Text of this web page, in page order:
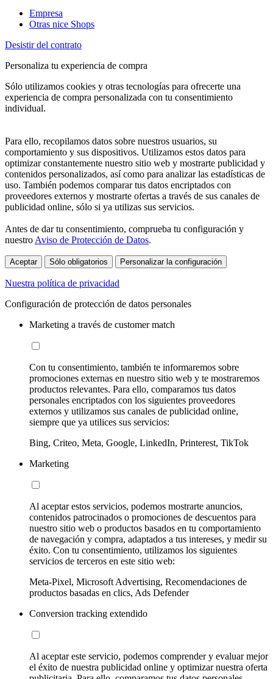
Empresa
Otras nice Shops
Desistir del contrato
Personaliza tu experiencia de compra
Sólo utilizamos cookies y otras tecnologías para ofrecerte una
experiencia de compra personalizada con tu consentimiento
individual.
Para ello, recopilamos datos sobre nuestros usuarios, su
comportamiento y sus dispositivos. Utilizamos estos datos para
optimizar constantemente nuestro sitio web y mostrarte publicidad y
contenidos personalizados, así como para analizar las estadísticas de
uso. También podemos comparar tus datos encriptados con
proveedores externos y mostrarte ofertas a través de sus canales de
publicidad online, sólo si ya utilizas sus servicios.
Antes de dar tu consentimiento, comprueba tu configuración y
nuestro Aviso de Protección de Datos.
Aceptar Sólo obligatorios Personalizar la configuración
Nuestra política de privacidad
Configuración de protección de datos personales
Marketing a través de customer match
Con tu consentimiento, también te informaremos sobre
promociones externas en nuestro sitio web y te mostraremos
productos relevantes. Para ello, comparamos tus datos
personales encriptados con los siguientes proveedores
externos y utilizamos sus canales de publicidad online,
siempre que ya utilices sus servicios:
Bing, Criteo, Meta, Google, LinkedIn, Printerest, TikTok
Marketing
Al aceptar estos servicios, podemos mostrarte anuncios,
contenidos patrocinados o promociones de descuentos para
nuestro sitio web o productos basados en tu comportamiento
de navegación y compra, adaptados a tus intereses, y medir su
éxito. Con tu consentimiento, utilizamos los siguientes
servicios de terceros en este sitio web:
Meta-Pixel, Microsoft Advertising, Recomendaciones de
productos basadas en clics, Ads Defender
Conversion tracking extendido
Al aceptar este servicio, podemos comprender y evaluar mejor
el éxito de nuestra publicidad online y optimizar nuestra oferta